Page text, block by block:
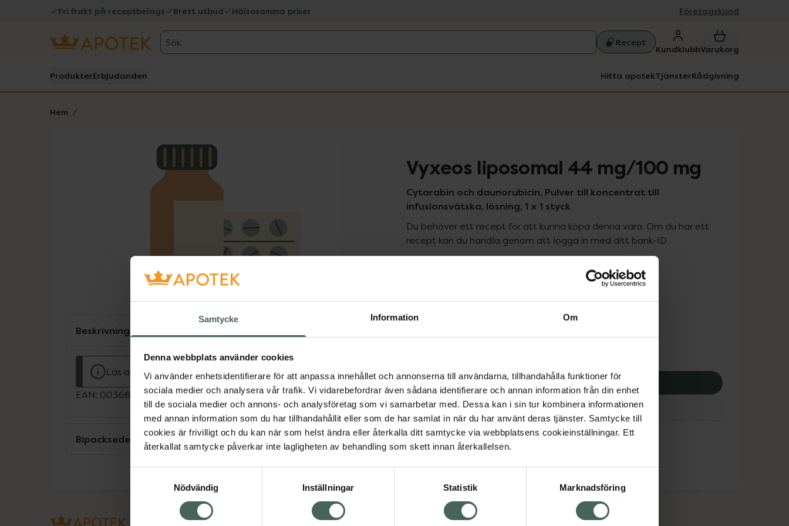
Samtycke Information Om
Denna webbplats använder cookies
Vi använder enhetsidentifierare för att anpassa innehållet och annonserna till användarna, tillhandahålla funktioner för
sociala medier och analysera vår trafik. Vi vidarebefordrar även sådana identifierare och annan information från din enhet
till de sociala medier och annons- och analysföretag som vi samarbetar med. Dessa kan i sin tur kombinera informationen
med annan information som du har tillhandahållit eller som de har samlat in när du har använt deras tjänster. Samtycke till
cookies är frivilligt och du kan när som helst ändra eller återkalla ditt samtycke via webbplatsens cookieinställningar. Ett
återkallat samtycke påverkar inte lagligheten av behandling som skett innan återkallelsen.
Nödvändig
Inställningar Statistik Marknadsföring
Fri frakt på receptbelagt Brett utbud Hälsosamma priser Företagskund
Sök Recept
KundklubbVarukorg
ProdukterErbjudanden Hitta apotekTjänsterRådgivning
Hem
Lista: . Innehåller 1 objekt. Vyxeos liposomal 44 mg/100 mg
Cytarabin och daunorubicin, Pulver till koncentrat till
infusionsvätska, lösning, 1 x 1 styck
Du behöver ett recept för att kunna köpa denna vara. Om du har ett
recept kan du handla genom att logga in med ditt bank-ID.
Pris med recept
58801,18 kr
Köp via ditt recept
Aktuella erbjudanden
Beskrivning
Läs alltid bipacksedeln innan användning.
EAN: 00368727004849
Bipacksedel från FASS Visa
Om recept och läkemedel